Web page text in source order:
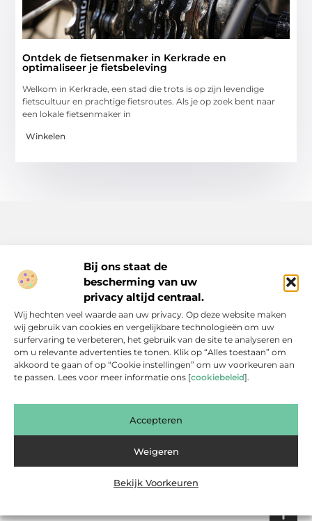
Bij ons staat de
bescherming van uw
privacy altijd centraal.
Wij hechten veel waarde aan uw privacy. Op deze website maken
wij gebruik van cookies en vergelijkbare technologieën om uw
surfervaring te verbeteren, het gebruik van de site te analyseren en
om u relevante advertenties te tonen. Klik op “Alles toestaan” om
akkoord te gaan of op “Cookie instellingen” om uw voorkeuren aan
te passen. Lees voor meer informatie ons [cookiebeleid].
Accepteren
Weigeren
Bekijk Voorkeuren
Ontdek de fietsenmaker in Kerkrade en
optimaliseer je fietsbeleving
Welkom in Kerkrade, een stad die trots is op zijn levendige
fietscultuur en prachtige fietsroutes. Als je op zoek bent naar
een lokale fietsenmaker in
Winkelen
Inspiratie, tips en verhalen voor elk moment.
Ontdek een breed scala aan artikelen en blogs die je dagelijks
leven verrijken, van praktische adviezen tot boeiende verhalen.
Bericht categorie
Onze informatie
Cookiebeleid (EU)